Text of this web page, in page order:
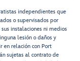
independientes que
o supervisados por
instalaciones ni medios
lesión o daños y
en relación con Port
sujetas al contrato de